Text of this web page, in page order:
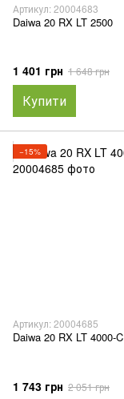
Артикул: 20004683
Daiwa 20 RX LT 2500
1 401 грн 1 648 грн
Купити
−15%
Артикул: 20004685
Daiwa 20 RX LT 4000-C
1 743 грн 2 051 грн